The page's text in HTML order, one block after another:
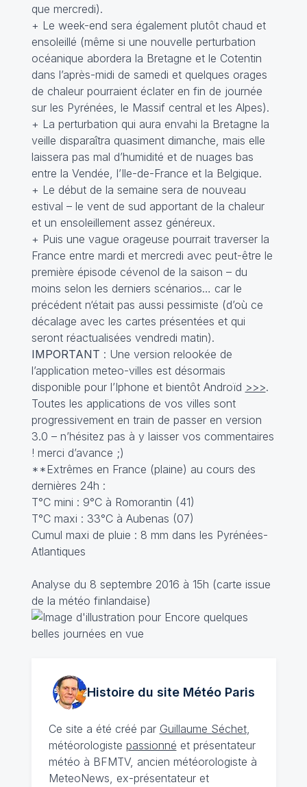
que mercredi).
+ Le week-end sera également plutôt chaud et
ensoleillé (même si une nouvelle perturbation
océanique abordera la Bretagne et le Cotentin
dans l’après-midi de samedi et quelques orages
de chaleur pourraient éclater en fin de journée
sur les Pyrénées, le Massif central et les Alpes).
+ La perturbation qui aura envahi la Bretagne la
veille disparaîtra quasiment dimanche, mais elle
laissera pas mal d’humidité et de nuages bas
entre la Vendée, l’Ile-de-France et la Belgique.
+ Le début de la semaine sera de nouveau
estival – le vent de sud apportant de la chaleur
et un ensoleillement assez généreux.
+ Puis une vague orageuse pourrait traverser la
France entre mardi et mercredi avec peut-être le
première épisode cévenol de la saison – du
moins selon les derniers scénarios… car le
précédent n‘était pas aussi pessimiste (d’où ce
décalage avec les cartes présentées et qui
seront réactualisées vendredi matin).
IMPORTANT : Une version relookée de
l’application meteo-villes est désormais
disponible pour l’Iphone et bientôt Androïd >>>.
Toutes les applications de vos villes sont
progressivement en train de passer en version
3.0 – n’hésitez pas à y laisser vos commentaires
! merci d’avance ;)
**Extrêmes en France (plaine) au cours des
dernières 24h :
T°C mini : 9°C à Romorantin (41)
T°C maxi : 33°C à Aubenas (07)
Cumul maxi de pluie : 8 mm dans les Pyrénées-
Atlantiques
Analyse du 8 septembre 2016 à 15h (carte issue
de la météo finlandaise)
Histoire du site MétéoParis
Ce site a été créé par Guillaume Séchet,
météorologiste passionné et présentateur
météo à BFMTV, ancien météorologiste à
MeteoNews, ex-présentateur et